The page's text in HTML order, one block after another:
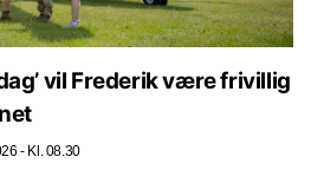
vil Frederik være frivillig
- Kl. 08.30